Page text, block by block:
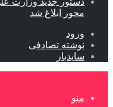
محور ابلاغ شد
ورود
نوشته تصادفی
سایدبار
منو